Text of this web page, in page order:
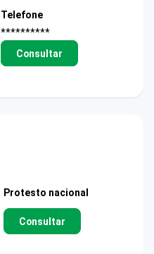
Telefone
**********
Consultar
Protesto nacional
Consultar